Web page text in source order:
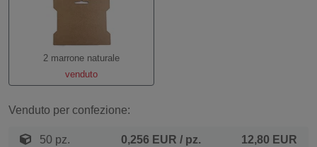
2 marrone naturale
venduto
Venduto per confezione:
50 pz. 0,256 EUR / pz. 12,80 EUR